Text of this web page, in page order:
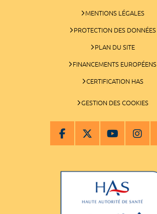
MENTIONS LÉGALES
PROTECTION DES DONNÉES
PLAN DU SITE
FINANCEMENTS EUROPÉENS
CERTIFICATION HAS
GESTION DES COOKIES